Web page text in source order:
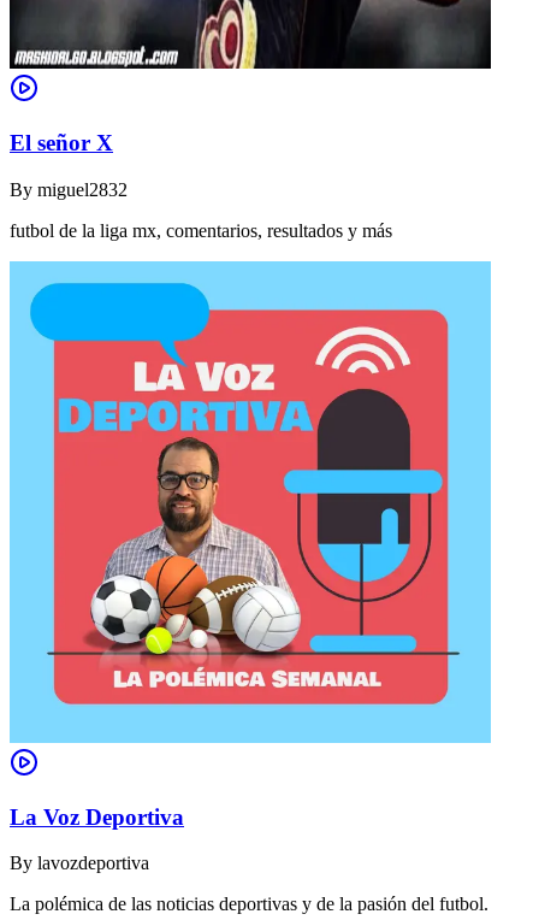
El señor X
By miguel2832
futbol de la liga mx, comentarios, resultados y más
La Voz Deportiva
By lavozdeportiva
La polémica de las noticias deportivas y de la pasión del futbol.